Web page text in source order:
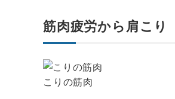
筋肉疲労から肩こり
こりの筋肉